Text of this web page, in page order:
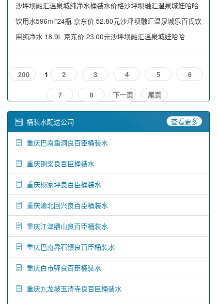
沙坪坝融汇温泉城纯净水桶装水价格沙坪坝融汇温泉城娃哈哈
饮用水596ml*24瓶 京东价 52.80元沙坪坝融汇温泉城乐百氏饮
用纯净水 18.9L 京东价 23.00元沙坪坝融汇温泉城娃哈哈
200 1 2 3 4 5 6
7 8 下一页 尾页
桶装水配送公司 查看更多
重庆巴南鱼洞良百臣桶装水
重庆铜梁良百臣桶装水
重庆杨家坪良百臣桶装水
重庆渝北回兴良百臣桶装水
重庆江津鼎山良百臣桶装水
重庆巴南界石镇良百臣桶装水
重庆白市驿良百臣桶装水
重庆九龙坡玉清寺良百臣桶装水